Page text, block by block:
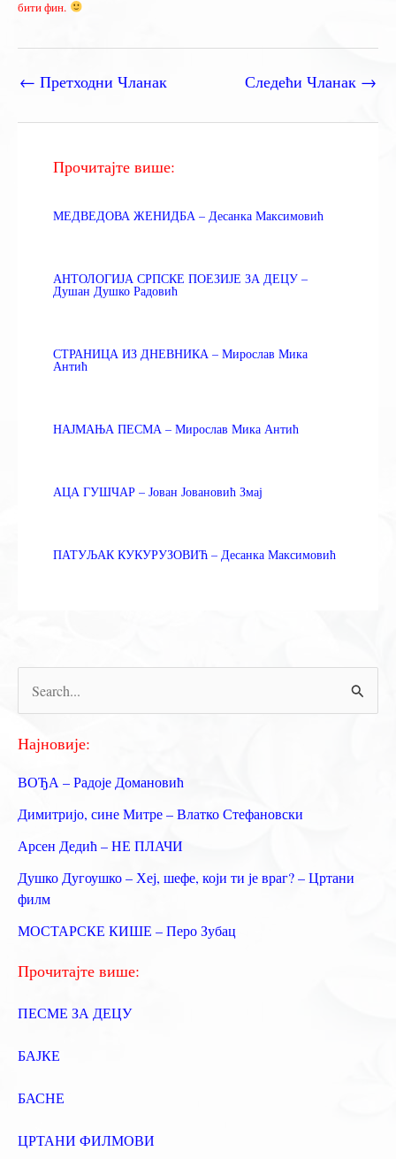
бити фин.
← Претходни Чланак Следећи Чланак →
Прочитајте више:
МЕДВЕДОВА ЖЕНИДБА – Десанка Максимовић
АНТОЛОГИЈА СРПСКЕ ПОЕЗИЈЕ ЗА ДЕЦУ –
Душан Душко Радовић
СТРАНИЦА ИЗ ДНЕВНИКА – Мирослав Мика
Антић
НАЈМАЊА ПЕСМА – Мирослав Мика Антић
АЦА ГУШЧАР – Јован Јовановић Змај
ПАТУЉАК КУКУРУЗОВИЋ – Десанка Максимовић
е
р
а
г
а
з
а
:
Најновије:
ВОЂА – Радоје Домановић
Димитријо, сине Митре – Влатко Стефановски
Арсен Дедић – НЕ ПЛАЧИ
Душко Дугоушко – Хеј, шефе, који ти је враг? – Цртани
филм
МОСТАРСКЕ КИШЕ – Перо Зубац
Прочитајте више:
ПЕСМЕ ЗА ДЕЦУ
БАЈКЕ
БАСНЕ
ЦРТАНИ ФИЛМОВИ